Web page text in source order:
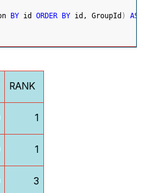
BY id ORDER BY id, GroupId ) AS
RANK
1
1
3